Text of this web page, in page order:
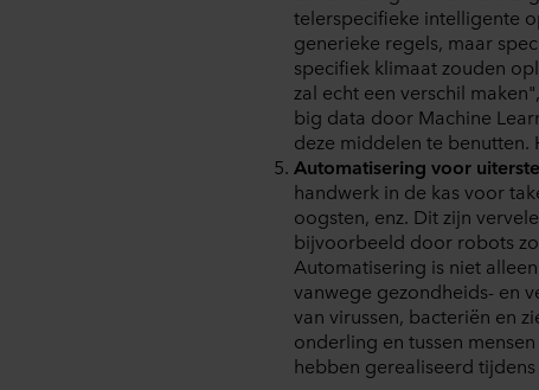
U kunt uw toestemming op
Over ons gebruik van
in onzePrivacy statements.
voor uw persoonsgegevens.
telerspecifieke intelligente
generieke regels, maar
specifiek klimaat zouden
zal echt een verschil
big data door Machine
deze middelen te benutten.
Automatisering voor
handwerk in de kas voor
oogsten, enz. Dit zijn
bijvoorbeeld door robots
Automatisering is niet
vanwege gezondheids- en
van virussen, bacteriën en
onderling en tussen
hebben gerealiseerd